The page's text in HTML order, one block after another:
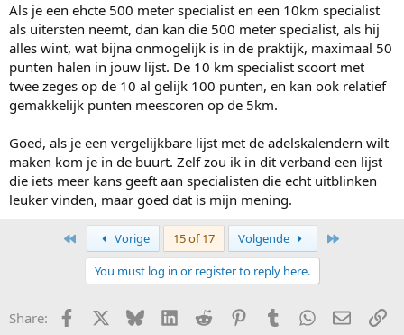
wordt de wedstrijd een categorie lager ingeschaald. Bijvoorbeeld 75
punten ipv 100 punten maximaal te behalen.
Een klein foutje op 500 werkt meteen door in de uitslag. Ja hebt
helemaal gelijk maar er zijn twaalf 500 meters per jaar dus dat is
slechts in 1/12 deel van het totaal aantal wedstrijden.
Een slechte/mindere dag op de 10k werkt ook door en dat is dan
Maar ook dit kan worden opgevangen door in elke categorie de
slechtste wedstrijd te schrappen. Is dan wel zwaar als Sven Kramer
dan uitgerekend een overwinning op de 5k moet laten vallen.
Gerrit Stevens
Als je een ehcte 500 meter specialist en een 10km specialist
als uitersten neemt, dan kan die 500 meter specialist, als hij
alles wint, wat bijna onmogelijk is in de praktijk, maximaal 50
punten halen in jouw lijst. De 10 km specialist scoort met
twee zeges op de 10 al gelijk 100 punten, en kan ook relatief
gemakkelijk punten meescoren op de 5km.
Goed, als je een vergelijkbare lijst met de adelskalendern wilt
maken kom je in de buurt. Zelf zou ik in dit verband een lijst
die iets meer kans geeft aan specialisten die echt uitblinken
leuker vinden, maar goed dat is mijn mening.
Vorige 15 of 17 Volgende
You must log in or register to reply here.
Share: Facebook Bluesky LinkedInReddit PinterestTumblrWhatsApp
E-mail